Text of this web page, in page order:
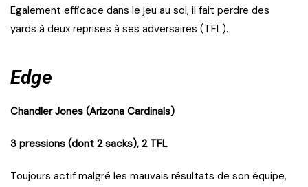
Egalement efficace dans le jeu au sol, il fait perdre des
yards à deux reprises à ses adversaires (TFL).
Edge
Chandler Jones (Arizona Cardinals)
3 pressions (dont 2 sacks), 2 TFL
Toujours actif malgré les mauvais résultats de son équipe,